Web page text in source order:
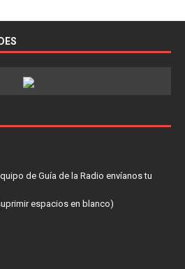
de Guía de la Radio envíanos tu
espacios en blanco)